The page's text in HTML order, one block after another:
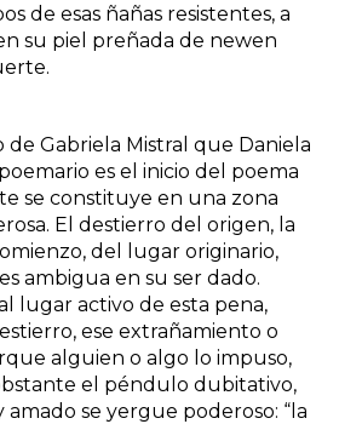
de esas ñañas resistentes, a
su piel preñada de newen
Gabriela Mistral que Daniela
es el inicio del poema
se constituye en una zona
El destierro del origen, la
del lugar originario,
ambigua en su ser dado.
lugar activo de esta pena,
ese extrañamiento o
alguien o algo lo impuso,
el péndulo dubitativo,
se yergue poderoso: “la